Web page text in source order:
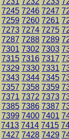
7245 7246 7247
7259 7260 7261
7273 7274 7275
7287 7288 7289
7301 7302 7303
7315 7316 7317
7329 7330 7331
7343 7344 7345
7357 7358 7359
7371 7372 7373
7385 7386 7387
7399 7400 7401
7413 7414 7415
7427 7428 7429